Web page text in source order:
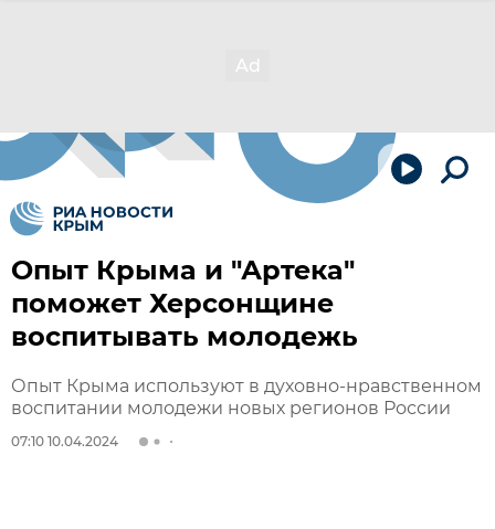
Опыт Крыма и "Артека"
поможет Херсонщине
воспитывать молодежь
Опыт Крыма используют в духовно-нравственном
воспитании молодежи новых регионов России
07:10 10.04.2024